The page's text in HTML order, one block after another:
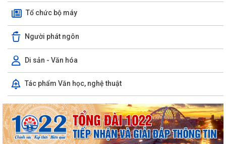
Tổ chức bộ máy
Người phát ngôn
Di sản - Văn hóa
Tác phẩm Văn học, nghệ thuật
PHƯỜNG NGÔ QUYỀN THÔNG TIN VỀ VỤ CHÁY TẠI ĐƯỜNG TRẦN
KHÁNH DƯ
DANH SÁCH ĐĂNG KÝ KINH DOANH THÁNG 7/2026